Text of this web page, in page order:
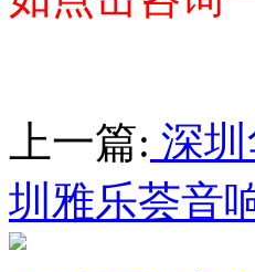
上一篇: 深
圳雅乐荟音